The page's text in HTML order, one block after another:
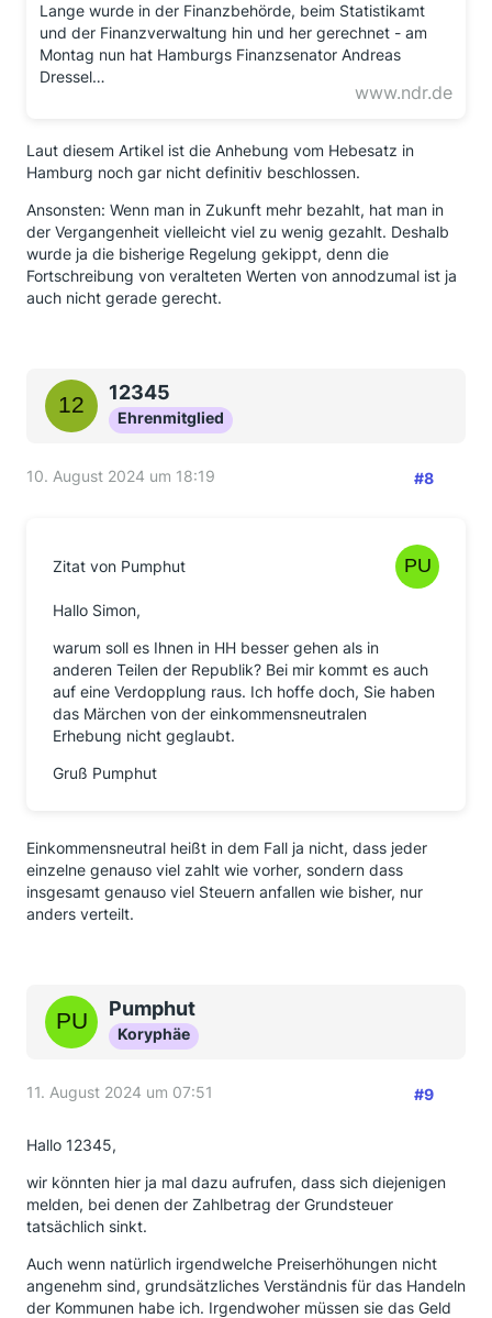
Lange wurde in der Finanzbehörde, beim Statistikamt
und der Finanzverwaltung hin und her gerechnet - am
Montag nun hat Hamburgs Finanzsenator Andreas
Dressel…
www.ndr.de
Laut diesem Artikel ist die Anhebung vom Hebesatz in
Hamburg noch gar nicht definitiv beschlossen.
Ansonsten: Wenn man in Zukunft mehr bezahlt, hat man in
der Vergangenheit vielleicht viel zu wenig gezahlt. Deshalb
wurde ja die bisherige Regelung gekippt, denn die
Fortschreibung von veralteten Werten von annodzumal ist ja
auch nicht gerade gerecht.
12345
Ehrenmitglied
10. August 2024 um 18:19 #8
Zitat von Pumphut
Hallo Simon,
warum soll es Ihnen in HH besser gehen als in
anderen Teilen der Republik? Bei mir kommt es auch
auf eine Verdopplung raus. Ich hoffe doch, Sie haben
das Märchen von der einkommensneutralen
Erhebung nicht geglaubt.
Gruß Pumphut
Einkommensneutral heißt in dem Fall ja nicht, dass jeder
einzelne genauso viel zahlt wie vorher, sondern dass
insgesamt genauso viel Steuern anfallen wie bisher, nur
anders verteilt.
Pumphut
Koryphäe
11. August 2024 um 07:51 #9
Hallo 12345,
wir könnten hier ja mal dazu aufrufen, dass sich diejenigen
melden, bei denen der Zahlbetrag der Grundsteuer
tatsächlich sinkt.
Auch wenn natürlich irgendwelche Preiserhöhungen nicht
angenehm sind, grundsätzliches Verständnis für das Handeln
der Kommunen habe ich. Irgendwoher müssen sie das Geld